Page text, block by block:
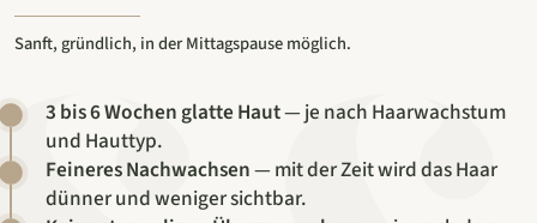
Sanft, gründlich, in der Mittagspause möglich.
3 bis 6 Wochen glatte Haut— je nach Haarwachstum
und Hauttyp.
Feineres Nachwachsen— mit der Zeit wird das Haar
dünner und weniger sichtbar.